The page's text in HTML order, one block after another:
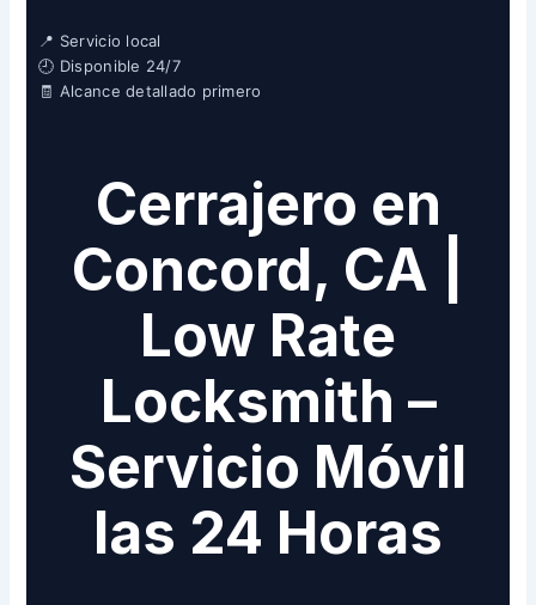
📍 Servicio local
🕘 Disponible 24/7
🧾 Alcance detallado primero
Cerrajero en
Concord, CA |
Low Rate
Locksmith –
Servicio Móvil
las 24 Horas